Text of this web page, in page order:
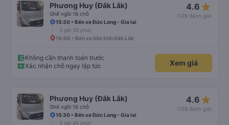
Phương Huy (Đắk Lắk)
Ghế ngồi 16 chỗ
4.6 star_rate
(129 đánh giá)
15:30 • Bến xe Đức Long - Gia lai
3 giờ 30 phút
19:00 • Bến xe liên tỉnh Đắk Lắk
Không cần thanh toán trước
Xác nhận chỗ ngay lập tức
Xem giá
Phương Huy (Đắk Lắk)
Ghế ngồi 16 chỗ
4.6 star_rate
(129 đánh giá)
15:30 • Bến xe Đức Long - Gia lai
3 giờ 45 phút